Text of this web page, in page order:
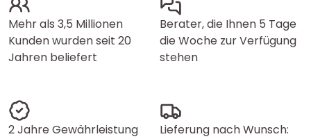
Mehr als 3,5 Millionen
Kunden wurden seit 20
Jahren beliefert
Berater, die Ihnen 5 Tage
die Woche zur Verfügung
stehen
2 Jahre Gewährleistung
Lieferung nach Wunsch: